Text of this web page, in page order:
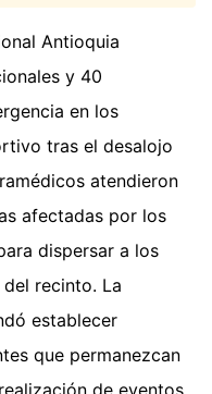
Antioquia
y 40
en los
tras el desalojo
atendieron
afectadas por los
dispersar a los
recinto. La
establecer
que permanezcan